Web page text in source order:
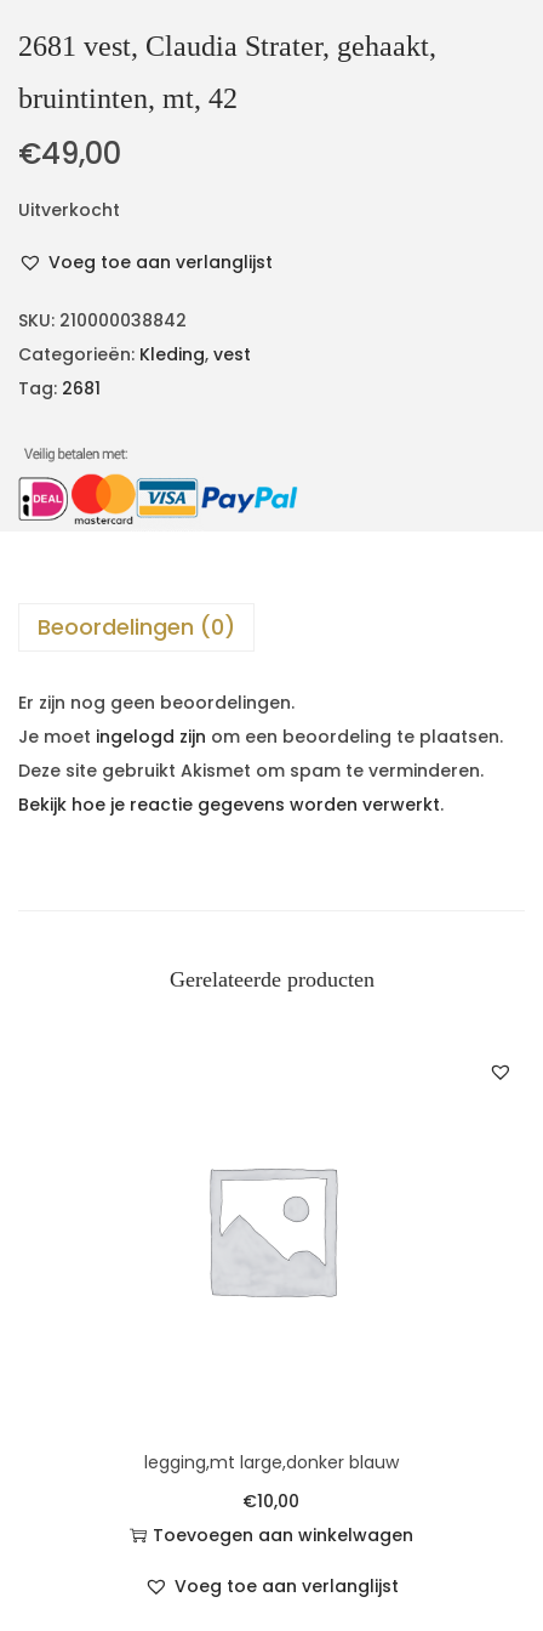
2681 vest, Claudia Strater, gehaakt,
bruintinten, mt, 42
€49,00
Uitverkocht
Voeg toe aan verlanglijst
SKU: 210000038842
Categorieën: Kleding, vest
Tag: 2681
Beoordelingen (0)
Er zijn nog geen beoordelingen.
Je moet ingelogd zijn om een beoordeling te plaatsen.
Deze site gebruikt Akismet om spam te verminderen.
Bekijk hoe je reactie gegevens worden verwerkt.
Gerelateerde producten
legging,mt large,donker blauw
€10,00
Toevoegen aan winkelwagen
Voeg toe aan verlanglijst